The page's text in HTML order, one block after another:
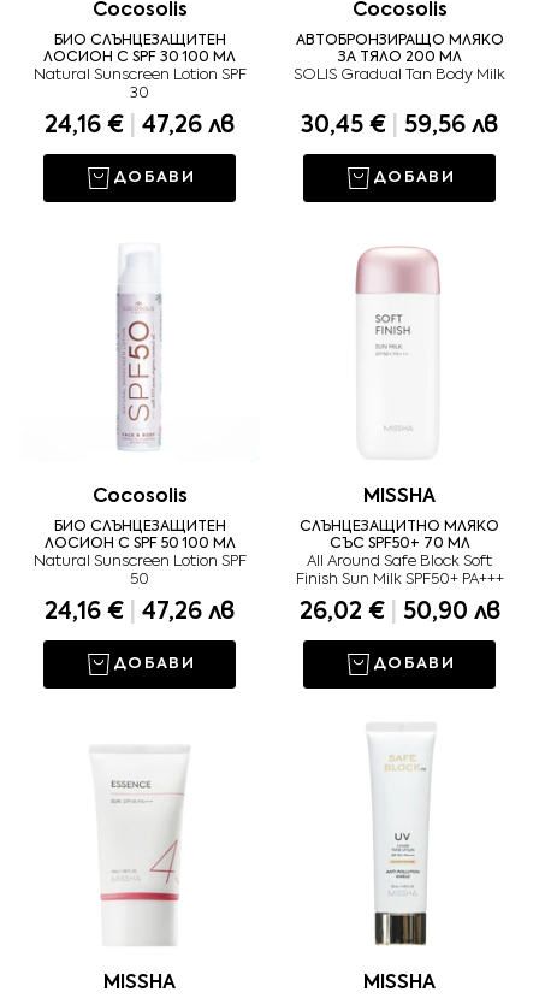
Cocosolis
БИО СЛЪНЦЕЗАЩИТЕН
ЛОСИОН С SPF 30 100 МЛ
Natural Sunscreen Lotion SPF
30
24,16 € 47,26 лв
ДОБАВИ
Cocosolis
АВТОБРОНЗИРАЩО МЛЯКО
ЗА ТЯЛО 200 МЛ
SOLIS Gradual Tan Body Milk
30,45 € 59,56 лв
ДОБАВИ
Cocosolis
БИО СЛЪНЦЕЗАЩИТЕН
ЛОСИОН С SPF 50 100 МЛ
Natural Sunscreen Lotion SPF
50
24,16 € 47,26 лв
ДОБАВИ
MISSHA
СЛЪНЦЕЗАЩИТНО МЛЯКО
СЪС SPF50+ 70 МЛ
All Around Safe Block Soft
Finish Sun Milk SPF50+ PA+++
26,02 € 50,90 лв
ДОБАВИ
MISSHA MISSHA